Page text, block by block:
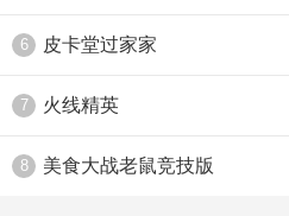
6 皮卡堂过家家
7 火线精英
8 美食大战老鼠竞技版